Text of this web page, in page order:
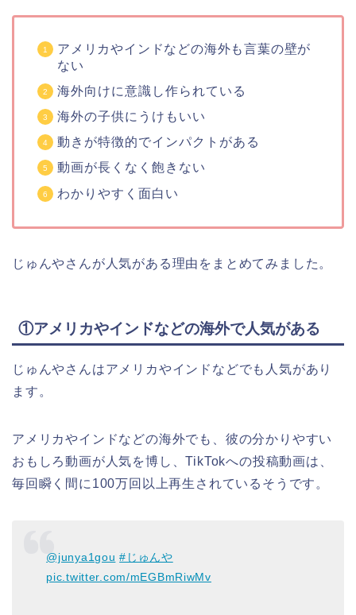
アメリカやインドなどの海外も言葉の壁が
ない
海外向けに意識し作られている
海外の子供にうけもいい
動きが特徴的でインパクトがある
動画が長くなく飽きない
わかりやすく面白い
じゅんやさんが人気がある理由をまとめてみました。
①アメリカやインドなどの海外で人気がある
じゅんやさんはアメリカやインドなどでも人気があり
ます。
アメリカやインドなどの海外でも、彼の分かりやすい
おもしろ動画が人気を博し、TikTokへの投稿動画は、
毎回瞬く間に100万回以上再生されているそうです。
@junya1gou #じゅんや
pic.twitter.com/mEGBmRiwMv